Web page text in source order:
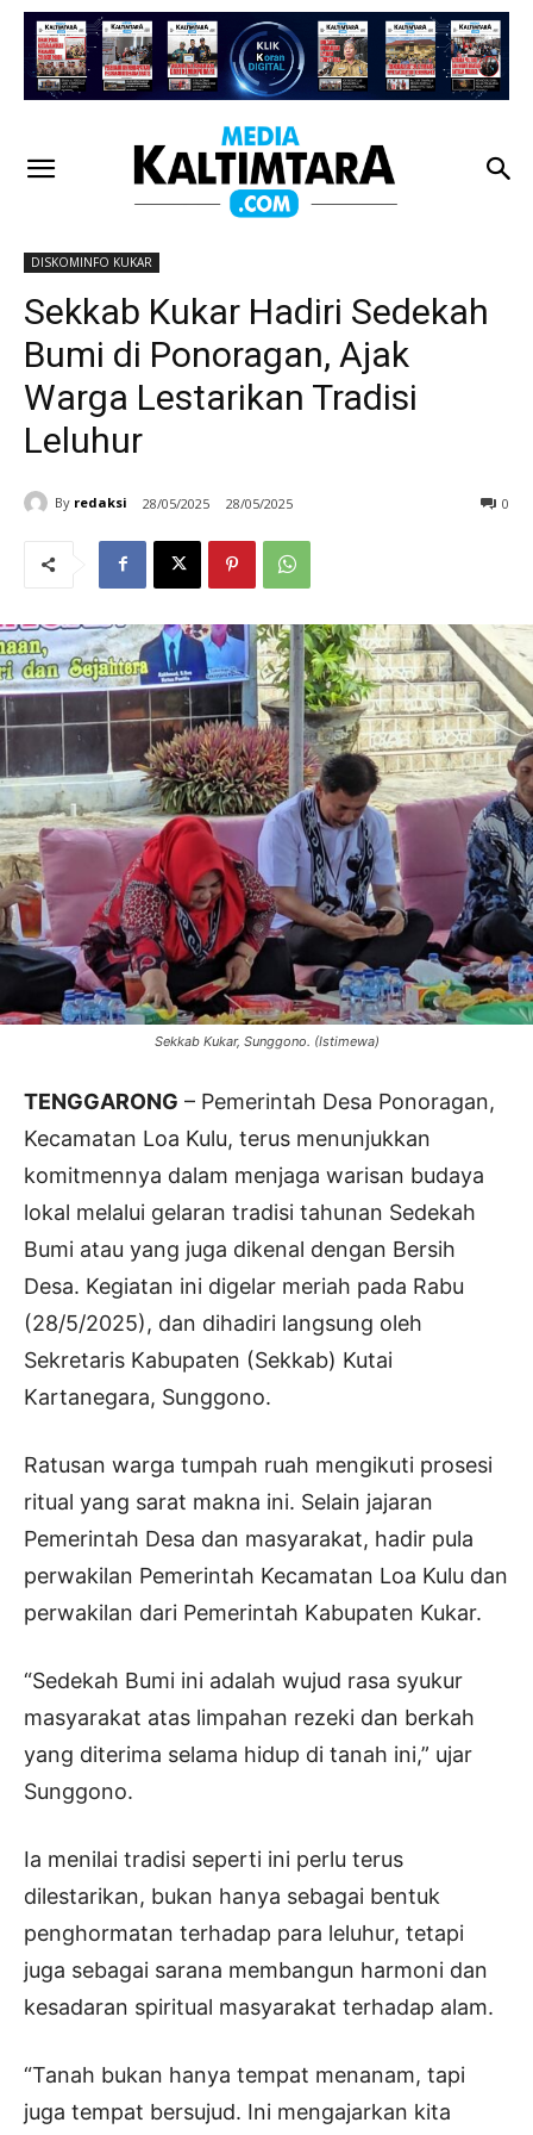
DISKOMINFO KUKAR
Sekkab Kukar Hadiri Sedekah
Bumi di Ponoragan, Ajak
Warga Lestarikan Tradisi
Leluhur
By redaksi 28/05/2025 28/05/2025 0
Sekkab Kukar, Sunggono. (Istimewa)
TENGGARONG – Pemerintah Desa Ponoragan,
Kecamatan Loa Kulu, terus menunjukkan
komitmennya dalam menjaga warisan budaya
lokal melalui gelaran tradisi tahunan Sedekah
Bumi atau yang juga dikenal dengan Bersih
Desa. Kegiatan ini digelar meriah pada Rabu
(28/5/2025), dan dihadiri langsung oleh
Sekretaris Kabupaten (Sekkab) Kutai
Kartanegara, Sunggono.
Ratusan warga tumpah ruah mengikuti prosesi
ritual yang sarat makna ini. Selain jajaran
Pemerintah Desa dan masyarakat, hadir pula
perwakilan Pemerintah Kecamatan Loa Kulu dan
perwakilan dari Pemerintah Kabupaten Kukar.
“Sedekah Bumi ini adalah wujud rasa syukur
masyarakat atas limpahan rezeki dan berkah
yang diterima selama hidup di tanah ini,” ujar
Sunggono.
Ia menilai tradisi seperti ini perlu terus
dilestarikan, bukan hanya sebagai bentuk
penghormatan terhadap para leluhur, tetapi
juga sebagai sarana membangun harmoni dan
kesadaran spiritual masyarakat terhadap alam.
“Tanah bukan hanya tempat menanam, tapi
juga tempat bersujud. Ini mengajarkan kita